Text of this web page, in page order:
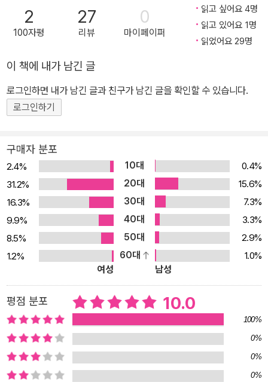
하게 정리한 ‘시험 D-20 빈출 단어·문형 암기장’을 구성하여, 한 권만
으로 학습을 완성할 수 있습니다. 2. [실전모의고사 4회분]을 통해 합
격을 위한 실전 감각 향상! 실제 시험과 동일한 형태의 시험지, 답안
있습니다. 3. 학습용, 복습용 [교재 MP3] 무료 제공! 1) [학습용 MP
3] 문자어휘·청해 과목과 ‘실전모의고사’를 학습할 수 있습니다. 2)
[문제별 복습용 MP3] 잘 듣지 못한 청해 문제를 무한 반복하며 학습
나 버스에서 틈틈이 학습하며 실력을 향상시킬 수 있습니다. 4. 해커
스 음원 서비스들을 통해 맞춤형 청해 학습! 교재의 QR코드를 스캔
하거나 ‘해커스 MP3 플레이어’ 앱을 설치하여, 언제 어디서나 모바
일 음원 스트리밍을 통한 학습을 할 수 있습니다. 또한, 1.0배부터 2.
0배까지 조절 가능한 재생 속도로 나만의 맞춤형 학습 환경을 만들
수 있습니다. 5. 히라가나, 가타카나 밖에 몰라도 [N3 시작 전 꼭 필
요한 기초학습]과 [N3 빈출 문법]으로 N3 시작! 1) ‘N3 시작 전 꼭
필요한 기초학습’을 통해 명사, 조사, 형용사, 동사의 어미 활용과 연
해 시험에 항상 나오는 빈출 문법과 문형을 한 번에 정리할 수 있습니
다. [JLPT N3 단기 합격을 위한 해커스만의 추가 학습 콘텐츠 - 해
커스일본어(japan.Hackers.com)] 1. 본 교재 인강(교재 내 할인쿠
폰 수록) 2. 무료 교재 MP3 ① 학습용 MP3 - 문자 어휘 핵심 표현
및 필수 어휘 학습용/청해 문제 풀이 학습용/실전모의고사용 ② 문제
2
100자평
27
리뷰
0
마이페이퍼
읽고 싶어요 4명
읽고 있어요 1명
읽었어요 29명
이 책에 내가 남긴 글
로그인하면 내가 남긴 글과 친구가 남긴 글을 확인할 수 있습니다.
로그인하기
구매자 분포
2.4% 10대
0.4%
31.2%
20대
15.6%
16.3%
30대
7.3%
9.9%
40대
3.3%
8.5%
50대
2.9%
1.2%
60대
1.0%
여성
남성
평점 분포 10.0
100%
0%
0%
0%